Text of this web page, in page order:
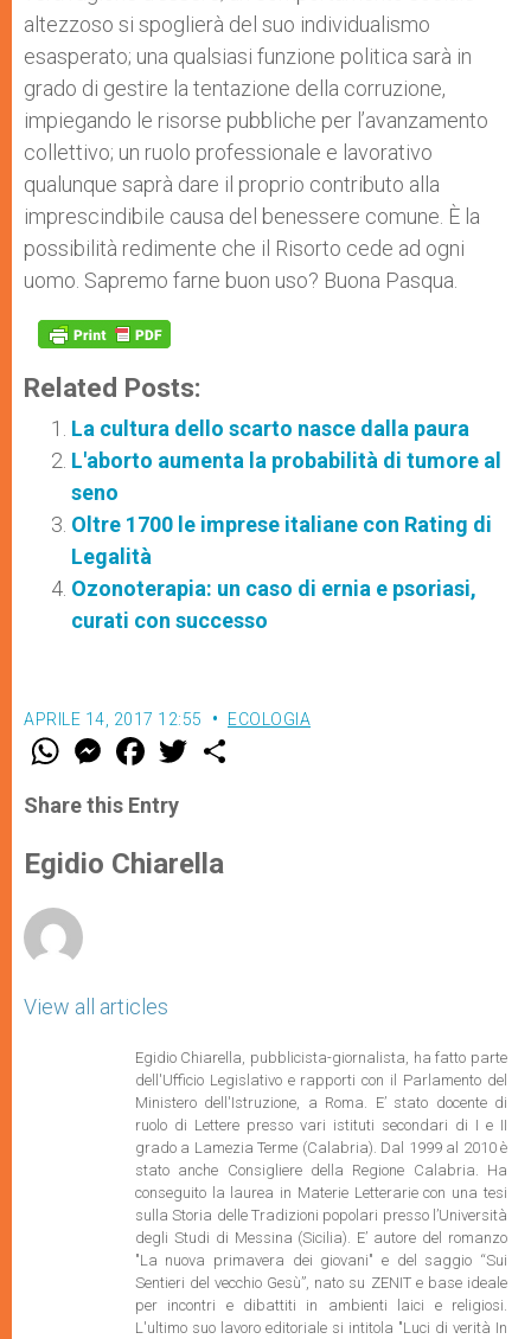
altezzoso si spoglierà del suo individualismo
esasperato; una qualsiasi funzione politica sarà in
grado di gestire la tentazione della corruzione,
impiegando le risorse pubbliche per l’avanzamento
collettivo; un ruolo professionale e lavorativo
qualunque saprà dare il proprio contributo alla
imprescindibile causa del benessere comune. È la
possibilità redimente che il Risorto cede ad ogni
uomo. Sapremo farne buon uso? Buona Pasqua.
Related Posts:
La cultura dello scarto nasce dalla paura
L'aborto aumenta la probabilità di tumore al
seno
Oltre 1700 le imprese italiane con Rating di
Legalità
Ozonoterapia: un caso di ernia e psoriasi,
curati con successo
APRILE 14, 2017 12:55 ECOLOGIA
W
t
s
p
p
M
e
s
e
g
e
F
a
e
b
o
k
w
r
Share this Entry
Egidio Chiarella
View all articles
Egidio Chiarella, pubblicista-giornalista, ha fatto parte
dell'Ufficio Legislativo e rapporti con il Parlamento del
Ministero dell'Istruzione, a Roma. E’ stato docente di
ruolo di Lettere presso vari istituti secondari di I e II
grado a Lamezia Terme (Calabria). Dal 1999 al 2010 è
stato anche Consigliere della Regione Calabria. Ha
conseguito la laurea in Materie Letterarie con una tesi
sulla Storia delle Tradizioni popolari presso l’Università
degli Studi di Messina (Sicilia). E’ autore del romanzo
"La nuova primavera dei giovani" e del saggio “Sui
Sentieri del vecchio Gesù”, nato su ZENIT e base ideale
per incontri e dibattiti in ambienti laici e religiosi.
L'ultimo suo lavoro editoriale si intitola "Luci di verità In